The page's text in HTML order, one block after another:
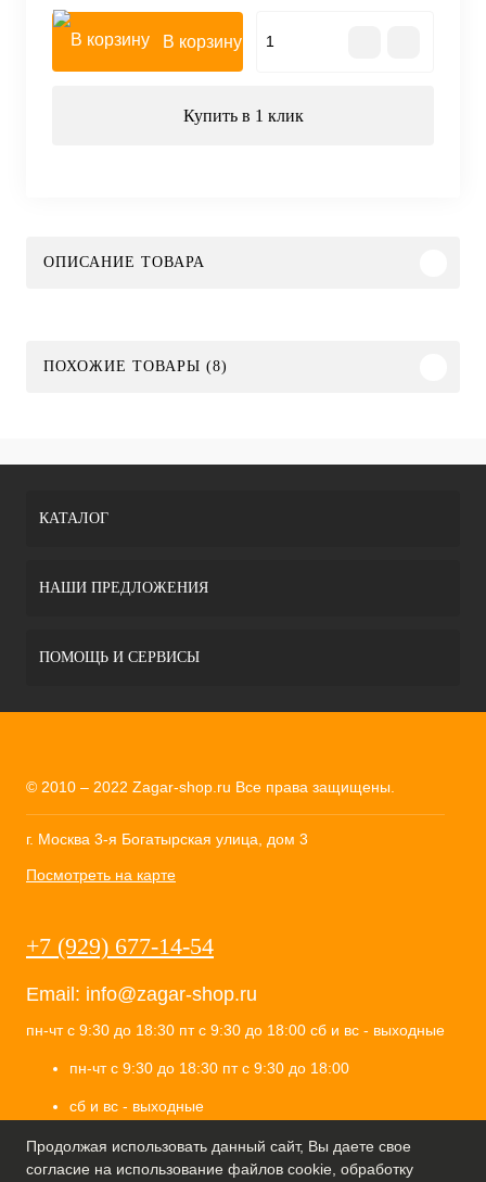
Продолжая использовать данный сайт, Вы даете свое
согласие на использование файлов cookie, обработку
В корзину
Купить в 1 клик
ОПИСАНИЕ ТОВАРА
ПОХОЖИЕ ТОВАРЫ (8)
КАТАЛОГ
НАШИ ПРЕДЛОЖЕНИЯ
ПОМОЩЬ И СЕРВИСЫ
© 2010 – 2022 Zagar-shop.ru Все права защищены.
г. Москва 3-я Богатырская улица, дом 3
Посмотреть на карте
+7 (929) 677-14-54
Email: info@zagar-shop.ru
пн-чт с 9:30 до 18:30 пт с 9:30 до 18:00 сб и вс - выходные
пн-чт с 9:30 до 18:30 пт с 9:30 до 18:00
сб и вс - выходные
ИП Селиванов Алесей Вячеславович
ИНН 771904835055